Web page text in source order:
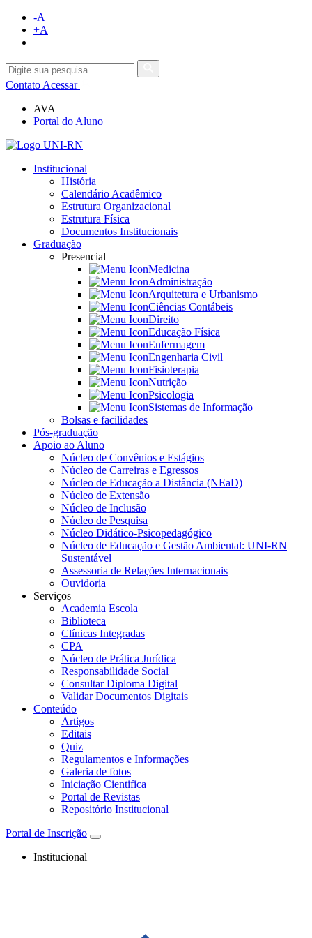
-A
+A
Contato Acessar
AVA
Portal do Aluno
Institucional
História
Calendário Acadêmico
Estrutura Organizacional
Estrutura Física
Documentos Institucionais
Graduação
Presencial
Medicina
Administração
Arquitetura e Urbanismo
Ciências Contábeis
Direito
Educação Física
Enfermagem
Engenharia Civil
Fisioterapia
Nutrição
Psicologia
Sistemas de Informação
Bolsas e facilidades
Pós-graduação
Apoio ao Aluno
Núcleo de Convênios e Estágios
Núcleo de Carreiras e Egressos
Núcleo de Educação a Distância (NEaD)
Núcleo de Extensão
Núcleo de Inclusão
Núcleo de Pesquisa
Núcleo Didático-Psicopedagógico
Núcleo de Educação e Gestão Ambiental: UNI-RN
Sustentável
Assessoria de Relações Internacionais
Ouvidoria
Serviços
Academia Escola
Biblioteca
Clínicas Integradas
CPA
Núcleo de Prática Jurídica
Responsabilidade Social
Consultar Diploma Digital
Validar Documentos Digitais
Conteúdo
Artigos
Editais
Quiz
Regulamentos e Informações
Galeria de fotos
Iniciação Cientifica
Portal de Revistas
Repositório Institucional
Portal de Inscrição
Institucional